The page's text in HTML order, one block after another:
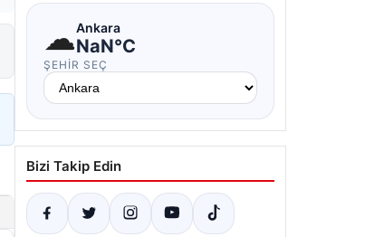
☁Ankara
NaN°C
ŞEHIR SEÇ
Bizi Takip Edin